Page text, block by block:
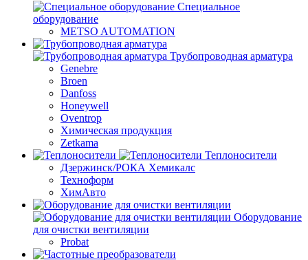
Специальное
оборудование
METSO AUTOMATION
Трубопроводная арматура
Genebre
Broen
Danfoss
Honeywell
Oventrop
Химическая продукция
Zetkama
Теплоносители
Дзержинск/РОКА Хемикалс
Техноформ
ХимАвто
Оборудование
для очистки вентиляции
Probat